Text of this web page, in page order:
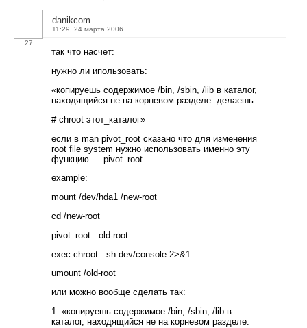
27
danikcom
11:29, 24 марта 2006
так что насчет:
нужно ли ипользовать:
«копируешь содержимое /bin, /sbin, /lib в каталог,
находящийся не на корневом разделе. делаешь
# chroot этот_каталог»
если в man pivot_root сказано что для изменения
root file system нужно использовать именно эту
функцию — pivot_root
example:
mount /dev/hda1 /new-root
cd /new-root
pivot_root . old-root
exec chroot . sh dev/console 2>&1
umount /old-root
или можно вообще сделать так:
1. «копируешь содержимое /bin, /sbin, /lib в
каталог, находящийся не на корневом разделе.